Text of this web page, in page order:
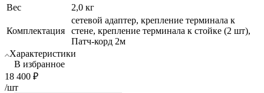
Вес
2,0 кг
Комплектация
сетевой адаптер, крепление терминала к
стене, крепление терминала к стойке (2 шт),
Патч-корд 2м
Характеристики
В избранное
18 400 ₽
/шт